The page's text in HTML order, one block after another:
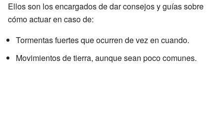
Ellos son los encargados de dar consejos y guías sobre
cómo actuar en caso de:
Tormentas fuertes que ocurren de vez en cuando.
Movimientos de tierra, aunque sean poco comunes.